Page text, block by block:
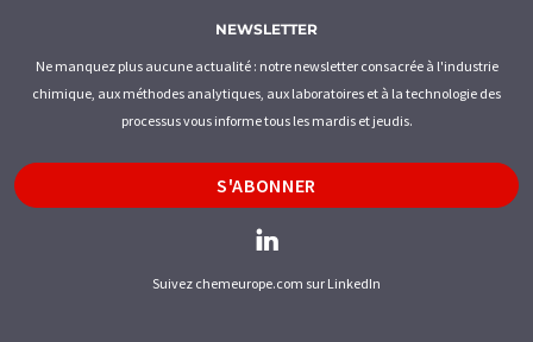
NEWSLETTER
Ne manquez plus aucune actualité : notre newsletter consacrée à l'industrie
chimique, aux méthodes analytiques, aux laboratoires et à la technologie des
processus vous informe tous les mardis et jeudis.
S'ABONNER
Suivez chemeurope.com sur LinkedIn